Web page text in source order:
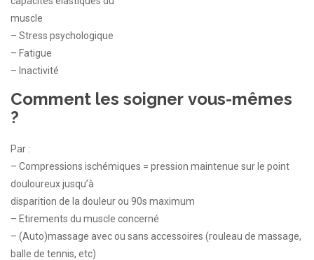
muscle
– Stress psychologique
– Fatigue
– Inactivité
Comment les soigner vous-mêmes
?
Par :
– Compressions ischémiques = pression maintenue sur le point
douloureux jusqu’à
disparition de la douleur ou 90s maximum
– Etirements du muscle concerné
– (Auto)massage avec ou sans accessoires (rouleau de massage,
balle de tennis, etc)